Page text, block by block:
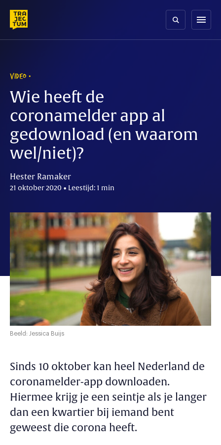
content
menu
VIDEO
Wie heeft de
coronamelder app al
gedownload (en waarom
wel/niet)?
Hester Ramaker
21 oktober 2020 • Leestijd: 1 min
Beeld: Jessica Buijs
Sinds 10 oktober kan heel Nederland de
coronamelder-app downloaden.
Hiermee krijg je een seintje als je langer
dan een kwartier bij iemand bent
geweest die corona heeft.